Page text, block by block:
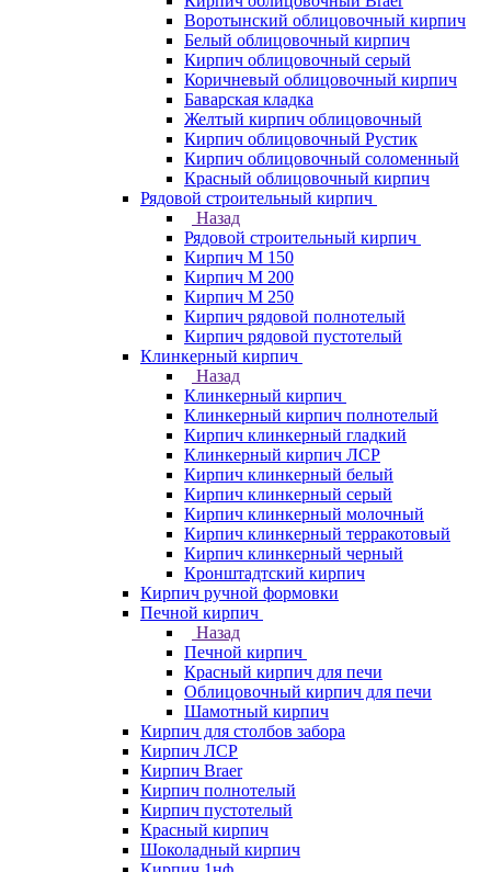
Воротынский облицовочный кирпич
Белый облицовочный кирпич
Кирпич облицовочный серый
Коричневый облицовочный кирпич
Баварская кладка
Желтый кирпич облицовочный
Кирпич облицовочный Рустик
Кирпич облицовочный соломенный
Красный облицовочный кирпич
Рядовой строительный кирпич
Назад
Рядовой строительный кирпич
Кирпич М 150
Кирпич М 200
Кирпич М 250
Кирпич рядовой полнотелый
Кирпич рядовой пустотелый
Клинкерный кирпич
Назад
Клинкерный кирпич
Клинкерный кирпич полнотелый
Кирпич клинкерный гладкий
Клинкерный кирпич ЛСР
Кирпич клинкерный белый
Кирпич клинкерный серый
Кирпич клинкерный молочный
Кирпич клинкерный терракотовый
Кирпич клинкерный черный
Кронштадтский кирпич
Кирпич ручной формовки
Печной кирпич
Назад
Печной кирпич
Красный кирпич для печи
Облицовочный кирпич для печи
Шамотный кирпич
Кирпич для столбов забора
Кирпич ЛСР
Кирпич Braer
Кирпич полнотелый
Кирпич пустотелый
Красный кирпич
Шоколадный кирпич